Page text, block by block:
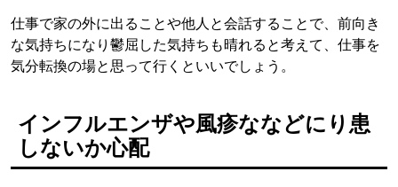
仕事で家の外に出ることや他人と会話することで、前向き
な気持ちになり鬱屈した気持ちも晴れると考えて、仕事を
気分転換の場と思って行くといいでしょう。
インフルエンザや風疹ななどにり患
しないか心配